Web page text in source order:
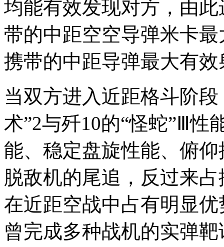
均能有效发现对方，由
带的中距空空导弹米卡
携带的中距导弹最大有
当双方进入近距格斗阶
术”2与歼10的“怪蛇”Ⅲ性
能、稳定盘旋性能、俯
脱敌机的尾追，反过来
在近距空战中占有明显
曾完成多种战机的实弹